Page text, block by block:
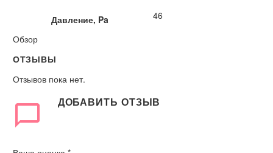
Давление, Pa
46
Обзор
ОТЗЫВЫ
Отзывов пока нет.
ДОБАВИТЬ ОТЗЫВ